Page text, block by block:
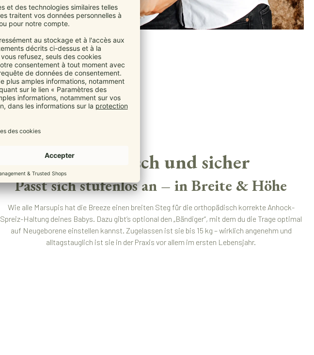
Ergonomisch und sicher
Passt sich stufenlos an – in Breite & Höhe
Wie alle Marsupis hat die Breeze einen breiten Steg für die orthopädisch korrekte Anhock-
Spreiz-Haltung deines Babys. Dazu gibt’s optional den „Bändiger“, mit dem du die Trage optimal
auf Neugeborene einstellen kannst. Zugelassen ist sie bis 15 kg – wirklich angenehm und
alltagstauglich ist sie in der Praxis vor allem im ersten Lebensjahr.